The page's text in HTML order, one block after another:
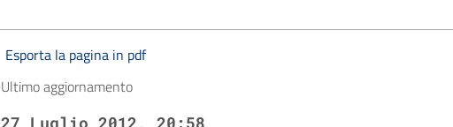
Esporta la pagina in pdf
Ultimo aggiornamento
27 Luglio 2012, 20:58